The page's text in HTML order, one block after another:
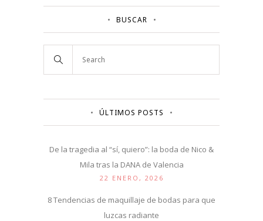
BUSCAR
ÚLTIMOS POSTS
De la tragedia al “sí, quiero”: la boda de Nico &
Mila tras la DANA de Valencia
22 ENERO, 2026
8 Tendencias de maquillaje de bodas para que
luzcas radiante